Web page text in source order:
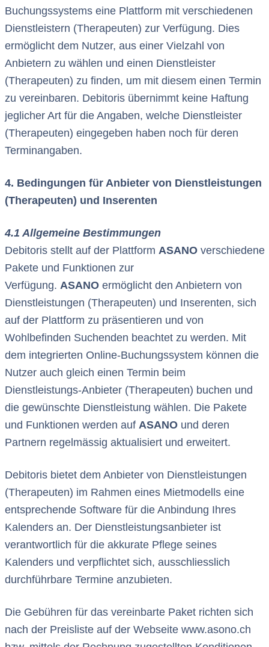
Buchungssystems eine Plattform mit verschiedenen
Dienstleistern (Therapeuten) zur Verfügung. Dies
ermöglicht dem Nutzer, aus einer Vielzahl von
Anbietern zu wählen und einen Dienstleister
(Therapeuten) zu finden, um mit diesem einen Termin
zu vereinbaren. Debitoris übernimmt keine Haftung
jeglicher Art für die Angaben, welche Dienstleister
(Therapeuten) eingegeben haben noch für deren
Terminangaben.
4. Bedingungen für Anbieter von Dienstleistungen
(Therapeuten) und Inserenten
4.1 Allgemeine Bestimmungen
Debitoris stellt auf der Plattform ASANOverschiedene
Pakete und Funktionen zur
Verfügung. ASANOermöglicht den Anbietern von
Dienstleistungen (Therapeuten) und Inserenten, sich
auf der Plattform zu präsentieren und von
Wohlbefinden Suchenden beachtet zu werden. Mit
dem integrierten Online-Buchungssystem können die
Nutzer auch gleich einen Termin beim
Dienstleistungs-Anbieter (Therapeuten) buchen und
die gewünschte Dienstleistung wählen. Die Pakete
und Funktionen werden auf ASANOund deren
Partnern regelmässig aktualisiert und erweitert.
Debitoris bietet dem Anbieter von Dienstleistungen
(Therapeuten) im Rahmen eines Mietmodells eine
entsprechende Software für die Anbindung Ihres
Kalenders an. Der Dienstleistungsanbieter ist
verantwortlich für die akkurate Pflege seines
Kalenders und verpflichtet sich, ausschliesslich
durchführbare Termine anzubieten.
Die Gebühren für das vereinbarte Paket richten sich
nach der Preisliste auf der Webseite www.asono.ch